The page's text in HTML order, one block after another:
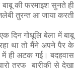
की फरमाइश सुनते ही
तुरन्त आ जाया करती
दिन गोधूलि बेला में बाबू
था तो मैंने अपने पैर के
ही अटक गई। बदहवास
तरफ बारीकी से देखा